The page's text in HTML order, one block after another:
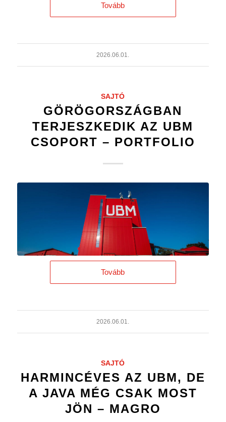
Tovább
2026.06.01.
SAJTÓ
GÖRÖGORSZÁGBAN
TERJESZKEDIK AZ UBM
CSOPORT – PORTFOLIO
Tovább
2026.06.01.
SAJTÓ
HARMINCÉVES AZ UBM, DE
A JAVA MÉG CSAK MOST
JÖN – MAGRO